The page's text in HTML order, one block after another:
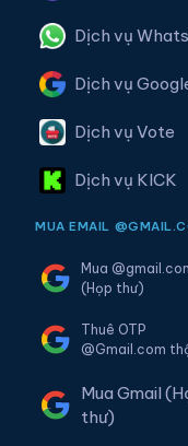
Dịch vụ
Dịch vụ
Dịch vụ Vote
Dịch vụ KICK
MUA EMAIL
Mua
(Họp thư)
Thuê OTP
@Gmail.com
Mua Gmail
thư)
TikTok
Shopee
Dịch Vụ